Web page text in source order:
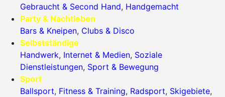
Gebraucht & Second Hand, Handgemacht
Party & Nachtleben
Bars & Kneipen, Clubs & Disco
Selbstständige
Handwerk, Internet & Medien, Soziale
Dienstleistungen, Sport & Bewegung
Sport
Ballsport, Fitness & Training, Radsport, Skigebiete,